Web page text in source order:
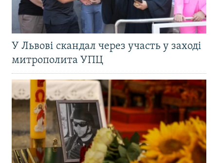
У Львові скандал через участь у заході
митрополита УПЦ